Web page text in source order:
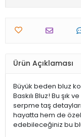
Ürün Açıklaması
Büyük beden bluz
Baskılı Bluz! Bu şık
serpme taş
hayatta hem de
edebileceğiniz bu